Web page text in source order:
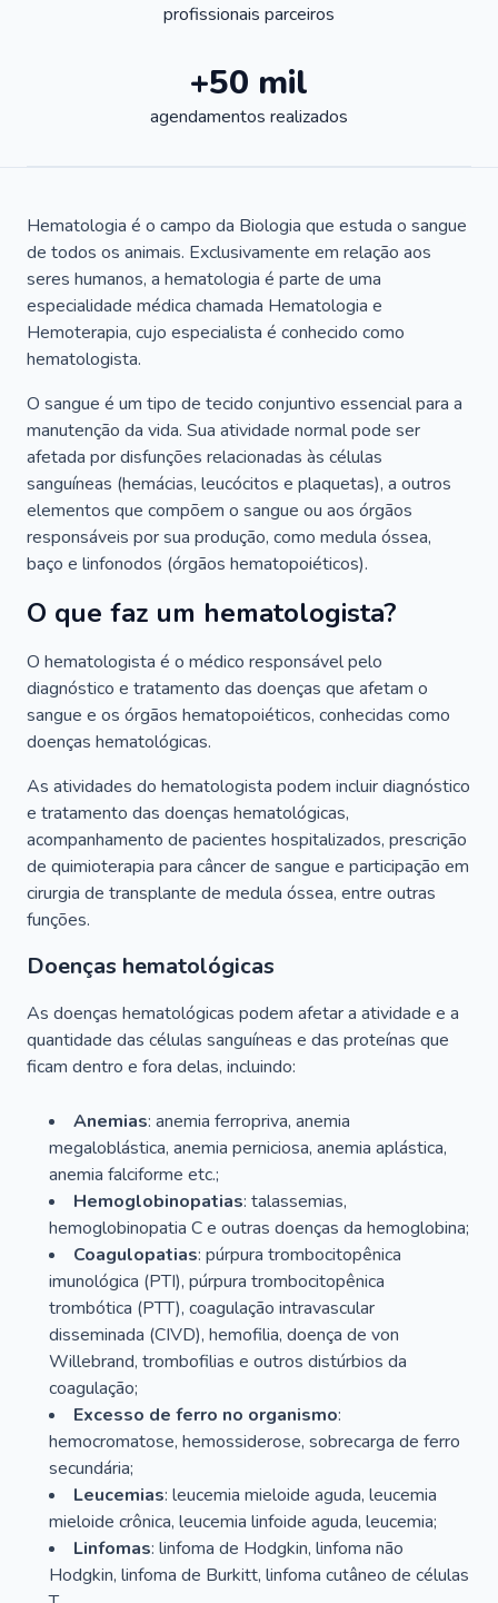
profissionais parceiros
+50 mil
agendamentos realizados
Hematologia é o campo da Biologia que estuda o sangue
de todos os animais. Exclusivamente em relação aos
seres humanos, a hematologia é parte de uma
especialidade médica chamada Hematologia e
Hemoterapia, cujo especialista é conhecido como
hematologista.
O sangue é um tipo de tecido conjuntivo essencial para a
manutenção da vida. Sua atividade normal pode ser
afetada por disfunções relacionadas às células
sanguíneas (hemácias, leucócitos e plaquetas), a outros
elementos que compõem o sangue ou aos órgãos
responsáveis por sua produção, como medula óssea,
baço e linfonodos (órgãos hematopoiéticos).
O que faz um hematologista?
O hematologista é o médico responsável pelo
diagnóstico e tratamento das doenças que afetam o
sangue e os órgãos hematopoiéticos, conhecidas como
doenças hematológicas.
As atividades do hematologista podem incluir diagnóstico
e tratamento das doenças hematológicas,
acompanhamento de pacientes hospitalizados, prescrição
de quimioterapia para câncer de sangue e participação em
cirurgia de transplante de medula óssea, entre outras
funções.
Doenças hematológicas
As doenças hematológicas podem afetar a atividade e a
quantidade das células sanguíneas e das proteínas que
ficam dentro e fora delas, incluindo:
Anemias: anemia ferropriva, anemia
megaloblástica, anemia perniciosa, anemia aplástica,
anemia falciforme etc.;
Hemoglobinopatias: talassemias,
hemoglobinopatia C e outras doenças da hemoglobina;
Coagulopatias: púrpura trombocitopênica
imunológica (PTI), púrpura trombocitopênica
trombótica (PTT), coagulação intravascular
disseminada (CIVD), hemofilia, doença de von
Willebrand, trombofilias e outros distúrbios da
coagulação;
Excesso de ferro no organismo:
hemocromatose, hemossiderose, sobrecarga de ferro
secundária;
Leucemias: leucemia mieloide aguda, leucemia
mieloide crônica, leucemia linfoide aguda, leucemia;
Linfomas: linfoma de Hodgkin, linfoma não
Hodgkin, linfoma de Burkitt, linfoma cutâneo de células